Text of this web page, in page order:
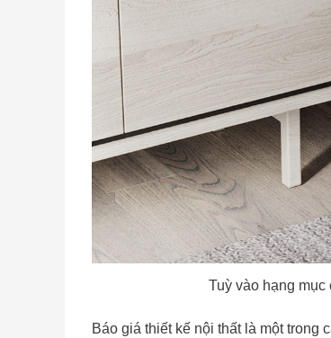
Tuỳ vào hạng
Báo giá thiết kế nội thất là một trong